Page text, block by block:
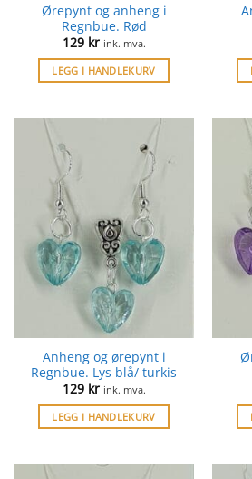
Ørepynt og anheng i
Regnbue. Rød
129 kr ink. mva.
LEGG I HANDLEKURV
Anheng og ørepynt i
Regnbue. Lys blå/ turkis
129 kr ink. mva.
LEGG I HANDLEKURV